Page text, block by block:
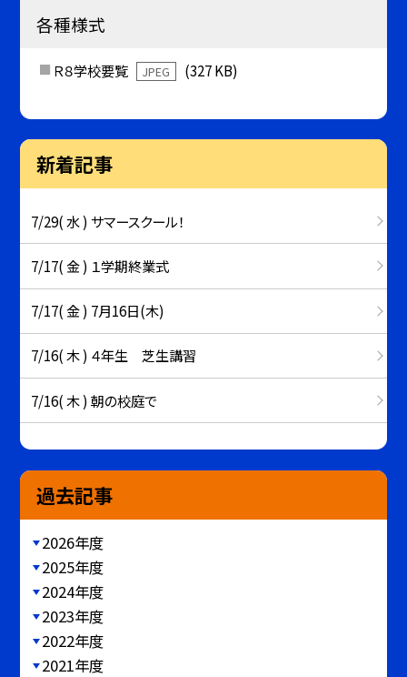
各種様式
Ｒ８学校要覧 JPEG (327 KB)
新着記事
7/29( 水 ) サマースクール！
7/17( 金 ) １学期終業式
7/17( 金 ) 7月16日(木)
7/16( 木 ) ４年生 芝生講習
7/16( 木 ) 朝の校庭で
過去記事
2026年度
2025年度
2024年度
2023年度
2022年度
2021年度